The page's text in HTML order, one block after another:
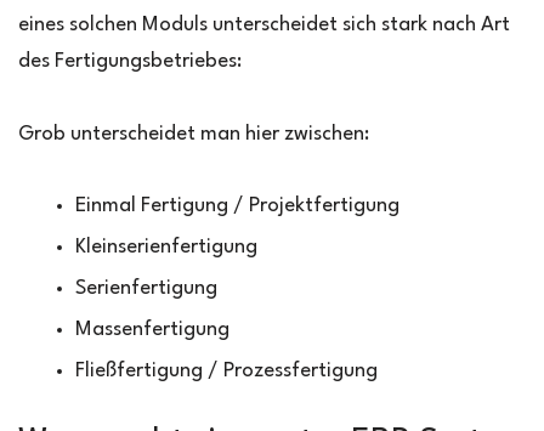
eines solchen Moduls unterscheidet sich stark nach Art
des Fertigungsbetriebes:
Grob unterscheidet man hier zwischen:
Einmal Fertigung / Projektfertigung
Kleinserienfertigung
Serienfertigung
Massenfertigung
Fließfertigung / Prozessfertigung